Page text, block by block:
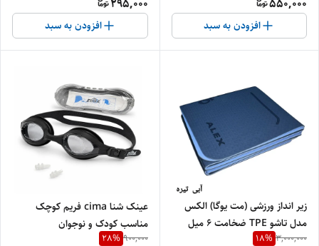
550,000
افزودن به سبد
295,000
افزودن به سبد
زیر انداز ورزشی (مت یوگا) الکس
مدل تاشو TPE ضخامت ۶ میل
3,000,000
18%
عینک شنا cima فریم کوچک
مناسب کودک و نوجوان
900,000
28%